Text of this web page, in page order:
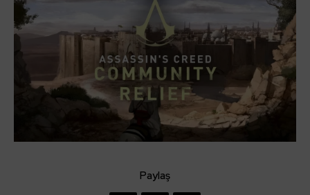
Paylaş